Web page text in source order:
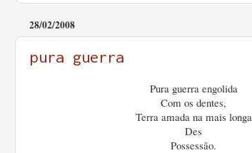
28/02/2008
pura guerra
Pura guerra engolida
Com os dentes,
Terra amada na mais longa
Des
Possessão.